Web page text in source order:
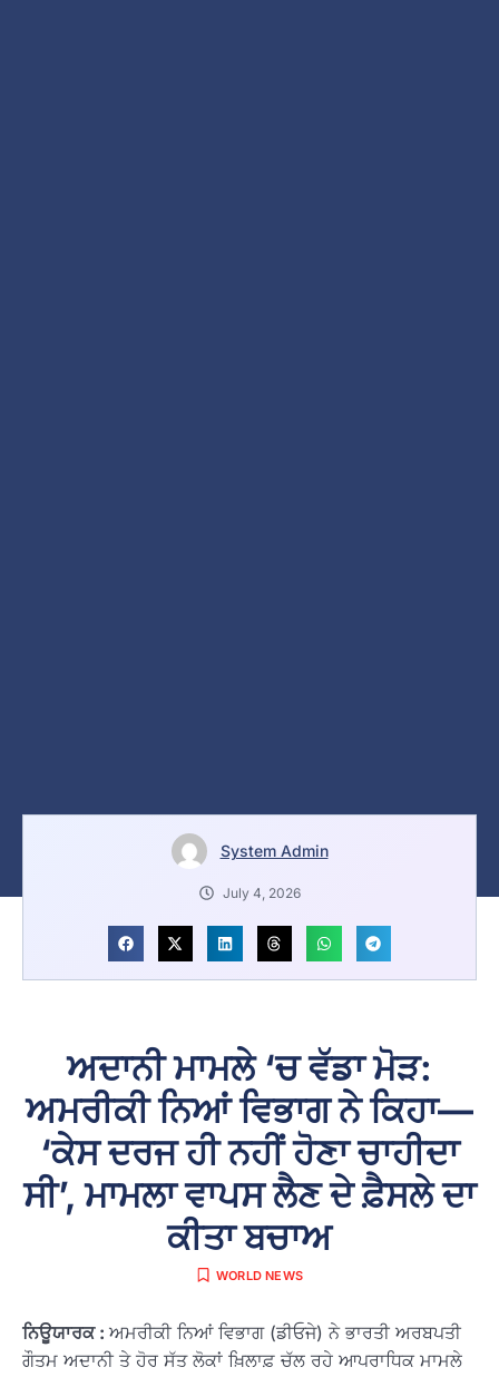
System Admin
July 4, 2026
ਅਦਾਨੀ ਮਾਮਲੇ ‘ਚ ਵੱਡਾ ਮੋੜ:
ਅਮਰੀਕੀ ਨਿਆਂ ਵਿਭਾਗ ਨੇ ਕਿਹਾ—
‘ਕੇਸ ਦਰਜ ਹੀ ਨਹੀਂ ਹੋਣਾ ਚਾਹੀਦਾ
ਸੀ’, ਮਾਮਲਾ ਵਾਪਸ ਲੈਣ ਦੇ ਫ਼ੈਸਲੇ ਦਾ
ਕੀਤਾ ਬਚਾਅ
WORLD NEWS
ਨਿਊਯਾਰਕ : ਅਮਰੀਕੀ ਨਿਆਂ ਵਿਭਾਗ (ਡੀਓਜੇ) ਨੇ ਭਾਰਤੀ ਅਰਬਪਤੀ
ਗੌਤਮ ਅਦਾਨੀ ਤੇ ਹੋਰ ਸੱਤ ਲੋਕਾਂ ਖ਼ਿਲਾਫ਼ ਚੱਲ ਰਹੇ ਆਪਰਾਧਿਕ ਮਾਮਲੇ